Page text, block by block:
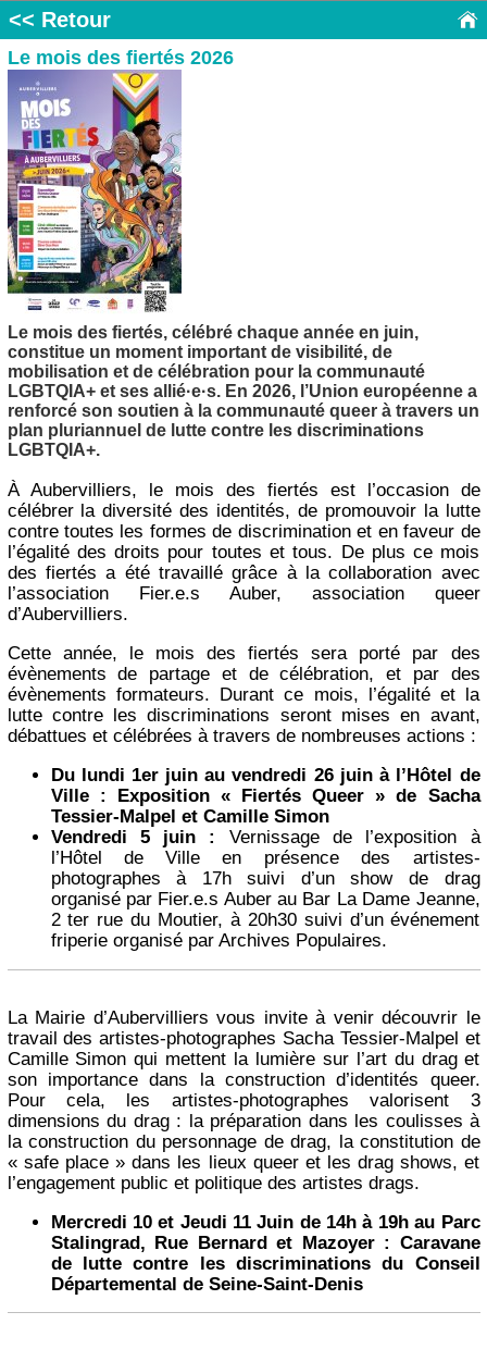
<< Retour
Le mois des fiertés 2026
Le mois des fiertés, célébré chaque année en juin,
constitue un moment important de visibilité, de
mobilisation et de célébration pour la communauté
LGBTQIA+ et ses allié·e·s. En 2026, l’Union européenne a
renforcé son soutien à la communauté queer à travers un
plan pluriannuel de lutte contre les discriminations
LGBTQIA+.
À Aubervilliers, le mois des fiertés est l’occasion de
célébrer la diversité des identités, de promouvoir la lutte
contre toutes les formes de discrimination et en faveur de
l’égalité des droits pour toutes et tous. De plus ce mois
des fiertés a été travaillé grâce à la collaboration avec
l’association Fier.e.s Auber, association queer
d’Aubervilliers.
Cette année, le mois des fiertés sera porté par des
évènements de partage et de célébration, et par des
évènements formateurs. Durant ce mois, l’égalité et la
lutte contre les discriminations seront mises en avant,
débattues et célébrées à travers de nombreuses actions :
Du lundi 1er juin au vendredi 26 juin à l’Hôtel de
Ville : Exposition « Fiertés Queer » de Sacha
Tessier-Malpel et Camille Simon
Vendredi 5 juin :
Vernissage de l’exposition à
l’Hôtel de Ville en présence des artistes-
photographes à 17h suivi d’un show de drag
organisé par Fier.e.s Auber au Bar La Dame Jeanne,
2 ter rue du Moutier, à 20h30 suivi d’un événement
friperie organisé par Archives Populaires.
La Mairie d’Aubervilliers vous invite à venir découvrir le
travail des artistes-photographes Sacha Tessier-Malpel et
Camille Simon qui mettent la lumière sur l’art du drag et
son importance dans la construction d’identités queer.
Pour cela, les artistes-photographes valorisent 3
dimensions du drag : la préparation dans les coulisses à
la construction du personnage de drag, la constitution de
« safe place » dans les lieux queer et les drag shows, et
l’engagement public et politique des artistes drags.
Mercredi 10 et Jeudi 11 Juin de 14h à 19h au Parc
Stalingrad, Rue Bernard et Mazoyer : Caravane
de lutte contre les discriminations du Conseil
Départemental de Seine-Saint-Denis